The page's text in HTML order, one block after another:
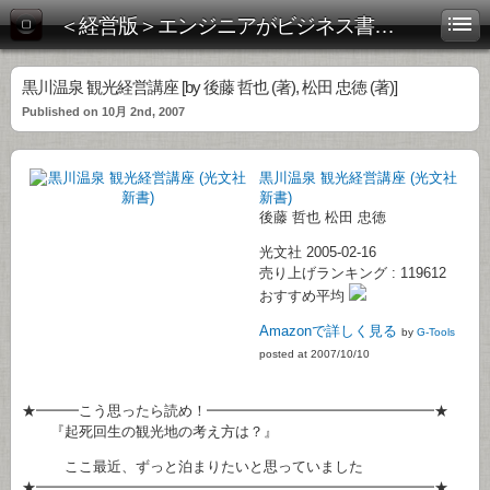
＜経営版＞エンジニアがビジネス書を斬る！
黒川温泉 観光経営講座 [by 後藤 哲也 (著), 松田 忠徳 (著)]
Published on 10月 2nd, 2007
黒川温泉 観光経営講座 (光文社
新書)
後藤 哲也 松田 忠徳
光文社 2005-02-16
売り上げランキング : 119612
おすすめ平均
Amazonで詳しく見る by G-Tools
posted at 2007/10/10
★━━━こう思ったら読め！━━━━━━━━━━━━━━━━★
『起死回生の観光地の考え方は？』
ここ最近、ずっと泊まりたいと思っていました